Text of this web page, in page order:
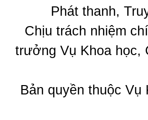
Phát thanh,
Chịu trách nhiệm
trưởng Vụ Khoa học,
Bản quyền thuộc